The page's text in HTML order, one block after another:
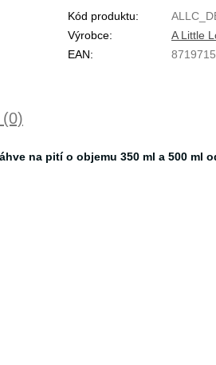
Kód produktu:
Výrobce:
A Little
EAN:
na pití o objemu 350 ml a 500 ml